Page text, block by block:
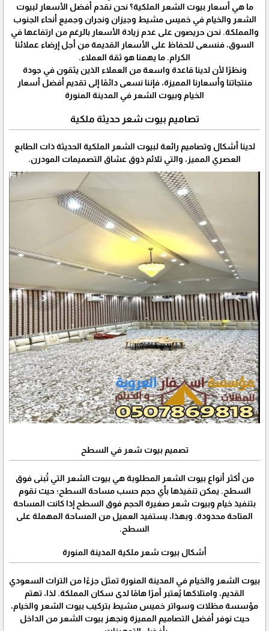
ما هي أسعار بيوت الشعر الملكية؟ نحن نقدم أفضل الأسعار لبيوت
الشعر والخيام في خميس مشيط وجيزان ونجران وجميع أنحاء الجنوب
والمملكة. نحن حريصون على عدم زيادة الأسعار بالرغم من ارتفاعها في
السوق، فنسعى للحفاظ على الأسعار القديمة من أجل إرضاء عملائنا
الكرام. ما يهمنا هو ثقة العملاء.
ونظرًا لأن لدينا قاعدة واسعة من العملاء الذين يثقون في جودة
منتجاتنا وأسعارنا المميزة، فإننا نسعى دائمًا إلى تقديم أفضل أسعار
الخيام وبيوت الشعر في المدينة المنورة
تصاميم بيوت شعر حديثة ملكية
لدينا أشكال وتصاميم رائعة لبيوت الشعر الملكية الحديثة ذات الطابع
العصري المميز، والتي تلائم ذوق عشاق التصميمات المودرن.
تصميم بيوت شعر في السطح
من أكثر أنواع بيوت الشعر المطلوبة هي بيوت الشعر التي تُبنى فوق
السطح. يمكن تنفيذها بأي حجم حسب مساحة السطح؛ حيث نقوم
بتنفيذ خيام وبيوت شعر صغيرة الحجم فوق السطح إذا كانت المساحة
المتاحة محدودة. وبهذا، يستفيد العميل من المساحة المهملة على
السطح.
أشكال بيوت شعر ملكية المدينة المنورة
بيوت الشعر والخيام في المدينة المنورة تمثل جزءًا من التراث السعودي
القديم، وامتلاكها يُعتبر أمرًا هامًا لدى سكان المملكة. لذا، تهتم
مؤسسة مظلات وسواتر خميس مشيط بتركيب بيوت الشعر والخيام،
حيث نوفر أفضل التصاميم المميزة ونجهز بيوت الشعر من الداخل